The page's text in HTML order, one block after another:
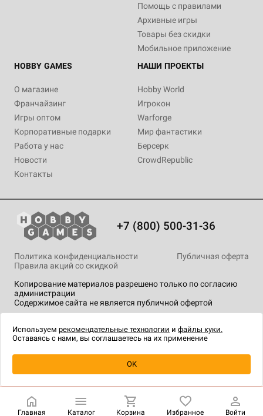
Купить
Помощь с правилами
Архивные игры
Товары без скидки
Мобильное приложение
HOBBY GAMES
О магазине
Франчайзинг
Игры оптом
Корпоративные подарки
Работа у нас
Новости
Контакты
НАШИ ПРОЕКТЫ
Hobby World
Игрокон
Warforge
Мир фантастики
Берсерк
CrowdRepublic
+7 (800) 500-31-36
Копирование материалов разрешено только по согласию
администрации
Содержимое сайта не является публичной офертой
Политика конфиденциальности
Публичная оферта
Правила акций со скидкой
технологии.
Главная Каталог Корзина Избранное Войти
Используем рекомендательные технологии и файлы куки.
Оставаясь с нами, вы соглашаетесь на их применение
OK